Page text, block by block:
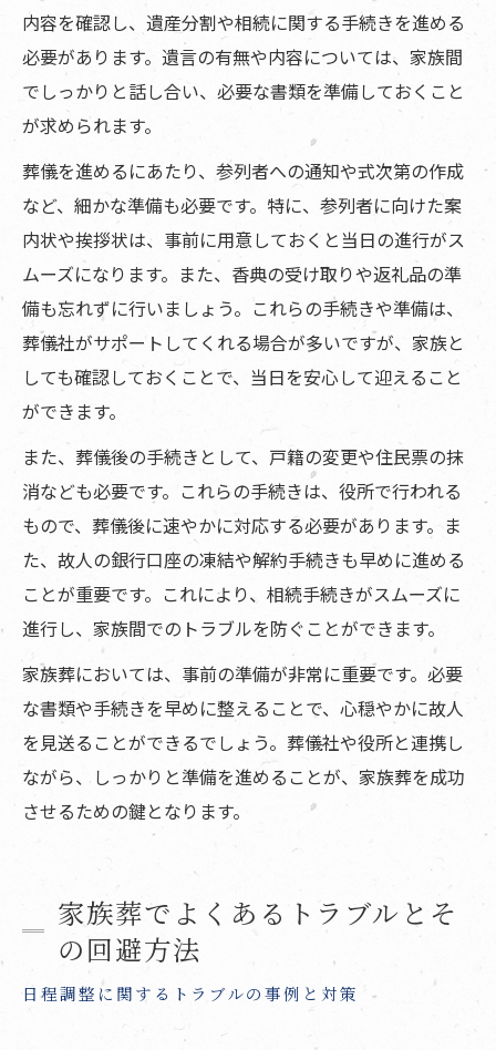
内容を確認し、遺産分割や相続に関する手続きを進める
必要があります。遺言の有無や内容については、家族間
でしっかりと話し合い、必要な書類を準備しておくこと
が求められます。
葬儀を進めるにあたり、参列者への通知や式次第の作成
など、細かな準備も必要です。特に、参列者に向けた案
内状や挨拶状は、事前に用意しておくと当日の進行がス
ムーズになります。また、香典の受け取りや返礼品の準
備も忘れずに行いましょう。これらの手続きや準備は、
葬儀社がサポートしてくれる場合が多いですが、家族と
しても確認しておくことで、当日を安心して迎えること
ができます。
また、葬儀後の手続きとして、戸籍の変更や住民票の抹
消なども必要です。これらの手続きは、役所で行われる
もので、葬儀後に速やかに対応する必要があります。ま
た、故人の銀行口座の凍結や解約手続きも早めに進める
ことが重要です。これにより、相続手続きがスムーズに
進行し、家族間でのトラブルを防ぐことができます。
家族葬においては、事前の準備が非常に重要です。必要
な書類や手続きを早めに整えることで、心穏やかに故人
を見送ることができるでしょう。葬儀社や役所と連携し
ながら、しっかりと準備を進めることが、家族葬を成功
させるための鍵となります。
家族葬でよくあるトラブルとそ
の回避方法
日程調整に関するトラブルの事例と対策